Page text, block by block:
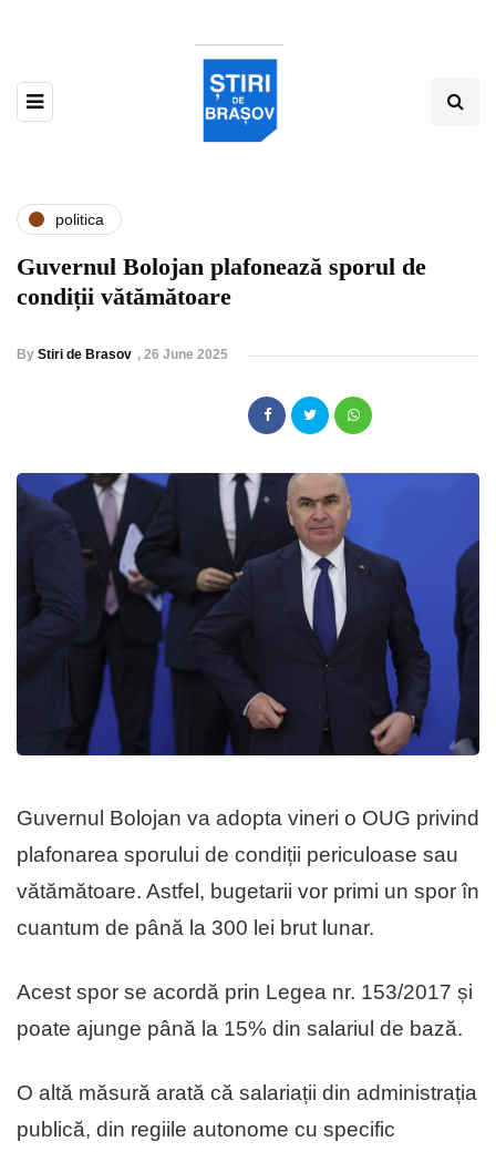
politica
Guvernul Bolojan plafonează sporul de
condiții vătămătoare
By Stiri de Brasov , 26 June 2025
Guvernul Bolojan va adopta vineri o OUG privind
plafonarea sporului de condiții periculoase sau
vătămătoare. Astfel, bugetarii vor primi un spor în
cuantum de până la 300 lei brut lunar.
Acest spor se acordă prin Legea nr. 153/2017 și
poate ajunge până la 15% din salariul de bază.
O altă măsură arată că salariații din administrația
publică, din regiile autonome cu specific